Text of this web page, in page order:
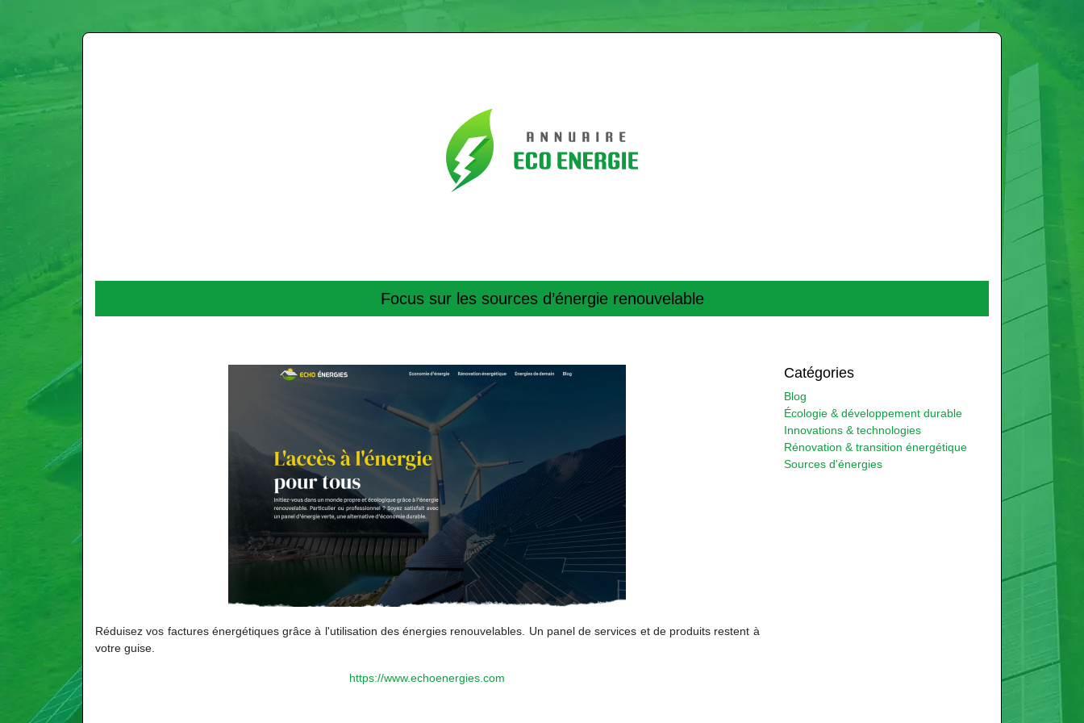
Focus sur les sources d’énergie renouvelable
Réduisez vos factures énergétiques grâce à l'utilisation des énergies renouvelables. Un panel de services et de produits restent à
votre guise.
https://www.echoenergies.com
Catégories
Blog
Écologie & développement durable
Innovations & technologies
Rénovation & transition énergétique
Sources d'énergies